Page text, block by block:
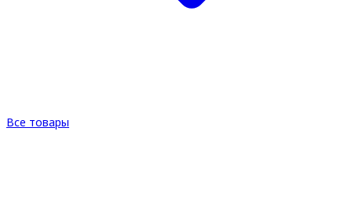
Все товары